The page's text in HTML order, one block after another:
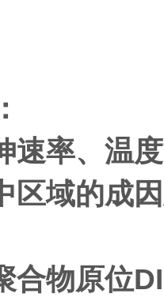
速率、温
区域的成
合物原位